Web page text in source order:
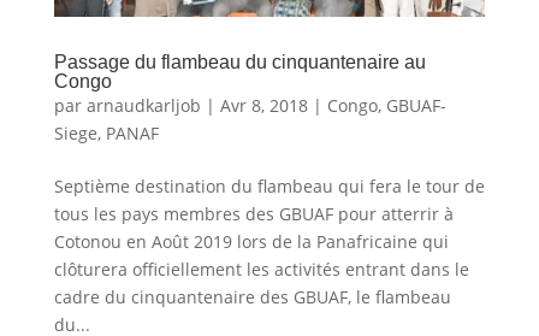
Passage du flambeau du cinquantenaire au
Congo
par arnaudkarljob | Avr 8, 2018| Congo, GBUAF-
Siege, PANAF
Septième destination du flambeau qui fera le tour de
tous les pays membres des GBUAF pour atterrir à
Cotonou en Août 2019 lors de la Panafricaine qui
clôturera officiellement les activités entrant dans le
cadre du cinquantenaire des GBUAF, le flambeau
du...